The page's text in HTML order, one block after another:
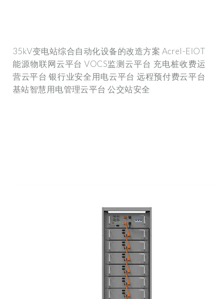
35kV变电站综合自动化设备的改造方案 Acrel-EIOT
能源物联网云平台 VOCS监测云平台 充电桩收费运
营云平台 银行业安全用电云平台 远程预付费云平台
基站智慧用电管理云平台 公交站安全